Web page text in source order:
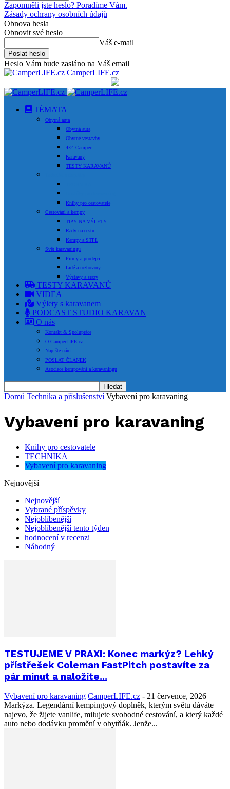
Zapomněli jste heslo? Poradíme Vám.
Zásady ochrany osobních údajů
Obnova hesla
Obnovit své heslo
Váš e-mail
Heslo Vám bude zasláno na Váš email
CamperLIFE.cz
TÉMATA
Obytná auta
Obytná auta
Obytné vestavby
4×4 Camper
Karavany
TESTY KARAVANŮ
Knihy pro cestovatele
Cestování a kempy
TIPY NA VÝLETY
Rady na cestu
Kempy a STPL
Svět karavaningu
Firmy a prodejci
Lidé a rozhovory
Výstavy a srazy
TESTY KARAVANŮ
VIDEA
Výlety s karavanem
PODCAST STUDIO KARAVAN
O nás
Kontakt & Spolupráce
O CamperLIFE.cz
Napište nám
POSLAT ČLÁNEK
Asociace kempování a karavaningu
Domů Technika a příslušenství Vybavení pro karavaning
Vybavení pro karavaning
Knihy pro cestovatele
TECHNIKA
Vybavení pro karavaning
Nejnovější
Nejnovější
Vybrané příspěvky
Nejoblíbenější
Nejoblíbenější tento týden
hodnocení v recenzi
Náhodný
TESTUJEME V PRAXI: Konec markýz? Lehký
přístřešek Coleman FastPitch postavíte za
pár minut a naložíte...
Vybavení pro karavaning CamperLIFE.cz - 21 července, 2026
Markýza. Legendární kempingový doplněk, kterým světu dáváte
najevo, že žijete vanlife, milujete svobodné cestování, a který každé
auto nebo dodávku promění v obytňák. Jenže...